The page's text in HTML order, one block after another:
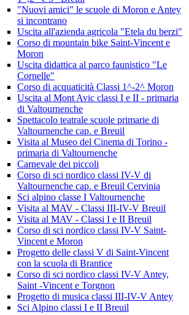
"Nuovi amici" le scuole di Moron e Antey
si incontrano
Uscita all'azienda agricola "Etela du berzi"
Corso di mountain bike Saint-Vincent e
Moron
Uscita didattica al parco faunistico "Le
Cornelle"
Corso di acquaticità Classi 1^-2^ Moron
Uscita al Mont Avic classi I e II - primaria
di Valtournenche
Spettacolo teatrale scuole primarie di
Valtournenche cap. e Breuil
Visita al Museo del Cinema di Torino -
primaria di Valtournenche
Carnevale dei piccoli
Corso di sci nordico classi IV-V di
Valtournenche cap. e Breuil Cervinia
Sci alpino classe I Valtournenche
Visita al MAV - Classi III-IV-V Breuil
Visita al MAV - Classi I e II Breuil
Corso di sci nordico classi IV-V Saint-
Vincent e Moron
Progetto delle classi V di Saint-Vincent
con la scuola di Brantice
Corso di sci nordico classi IV-V Antey,
Saint -Vincent e Torgnon
Progetto di musica classi III-IV-V Antey
Sci Alpino classi I e II Breuil